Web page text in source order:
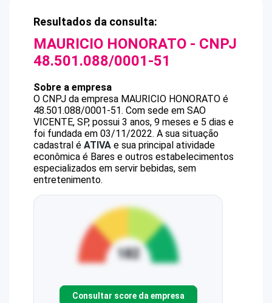
Resultados da consulta:
MAURICIO HONORATO - CNPJ
48.501.088/0001-51
Sobre a empresa
O CNPJ da empresa MAURICIO HONORATO é
48.501.088/0001-51. Com sede em SAO
VICENTE, SP, possui 3 anos, 9 meses e 5 dias e
foi fundada em 03/11/2022. A sua situação
cadastral é ATIVA e sua principal atividade
econômica é Bares e outros estabelecimentos
especializados em servir bebidas, sem
entretenimento.
Consultar score da empresa